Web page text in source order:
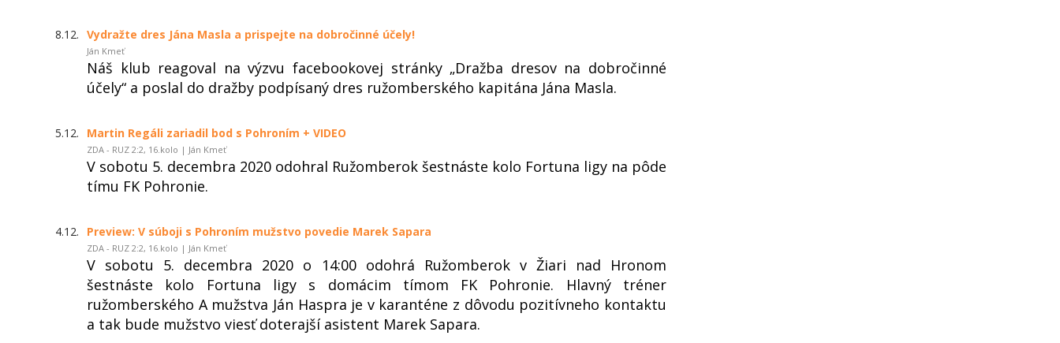
8.12. Vydražte dres Jána Masla a prispejte na dobročinné účely!
Ján Kmeť
Náš klub reagoval na výzvu facebookovej stránky „Dražba dresov na dobročinné
účely“ a poslal do dražby podpísaný dres ružomberského kapitána Jána Masla.
5.12. Martin Regáli zariadil bod s Pohroním + VIDEO
ZDA - RUZ 2:2, 16.kolo | Ján Kmeť
V sobotu 5. decembra 2020 odohral Ružomberok šestnáste kolo Fortuna ligy na pôde
tímu FK Pohronie.
4.12. Preview: V súboji s Pohroním mužstvo povedie Marek Sapara
ZDA - RUZ 2:2, 16.kolo | Ján Kmeť
V sobotu 5. decembra 2020 o 14:00 odohrá Ružomberok v Žiari nad Hronom
šestnáste kolo Fortuna ligy s domácim tímom FK Pohronie. Hlavný tréner
ružomberského A mužstva Ján Haspra je v karanténe z dôvodu pozitívneho kontaktu
a tak bude mužstvo viesť doterajší asistent Marek Sapara.